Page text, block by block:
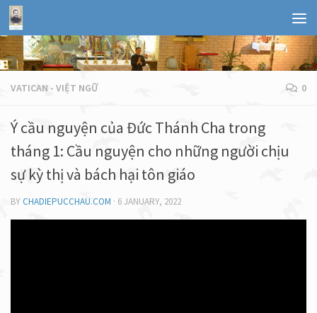
VATICAN - VIỆT NGỮ 0
Ý cầu nguyện của Đức Thánh Cha trong
tháng 1: Cầu nguyện cho những người chịu
sự kỳ thị và bách hại tôn giáo
BY CHADIEPUCCHAU.COM · 6 JANUARY, 2022